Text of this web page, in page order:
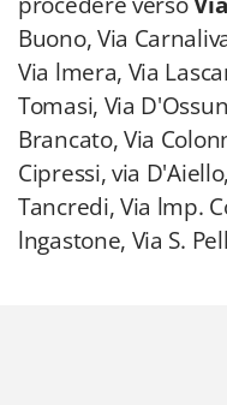
Buono, Via
Via lmera, Via
Tomasi, Via
Brancato, Via
Cipressi, via
Tancredi, Via lmp.
lngastone, Via S.